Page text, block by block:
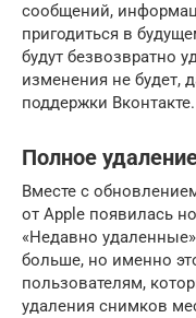
сообщений,
пригодиться в
будут безвозвратно
изменения не будет,
поддержки Вконтакте.
Полное
Вместе с
от Apple появилась
«Недавно
больше, но именно
пользователям,
удаления снимков